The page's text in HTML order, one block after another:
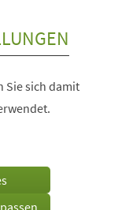
Sie sich damit